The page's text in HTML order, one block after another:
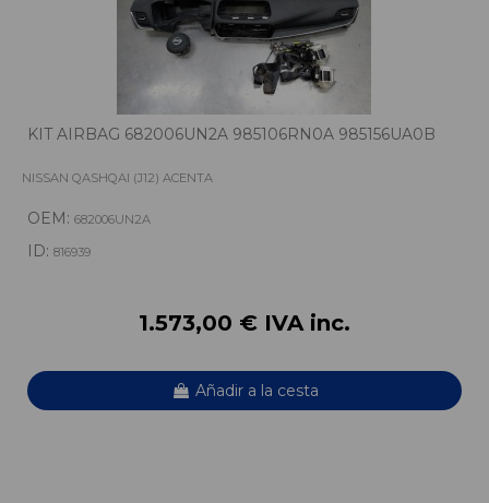
KIT AIRBAG 682006UN2A 985106RN0A 985156UA0B
NISSAN QASHQAI (J12) ACENTA
OEM: 682006UN2A
ID: 816939
1.573,00 € IVA inc.
Añadir a la cesta